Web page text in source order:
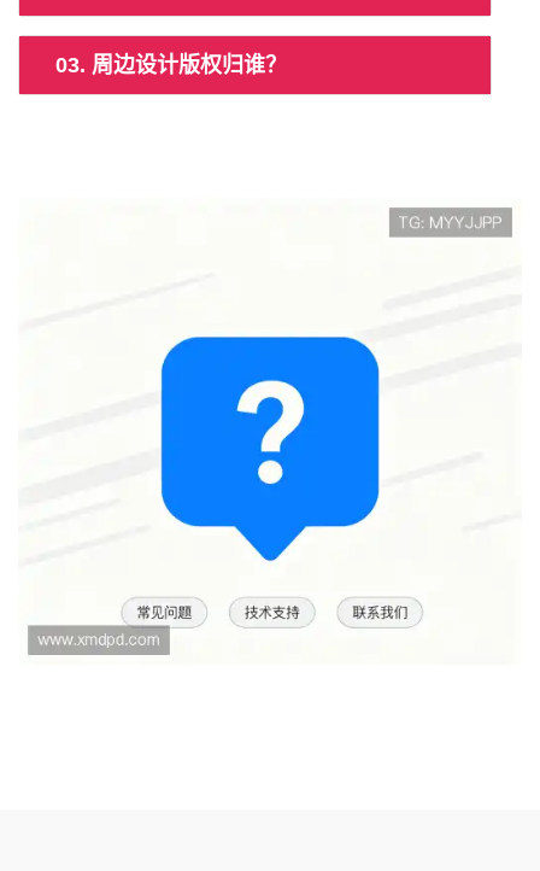
03. 周边设计版权归谁？